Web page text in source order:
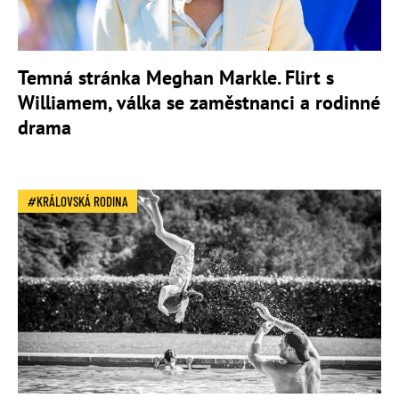
Temná stránka Meghan Markle. Flirt s
Williamem, válka se zaměstnanci a rodinné
drama
KRÁLOVSKÁ RODINA